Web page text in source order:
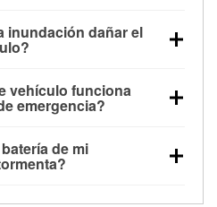
durante un tiempo
sin conducir el vehículo
de respaldo para
inundación dañar el
del motor y pueden
que puede provocar una
vehículo funciona
emergencia?
profundo porque son
vibraciones y más
de mi